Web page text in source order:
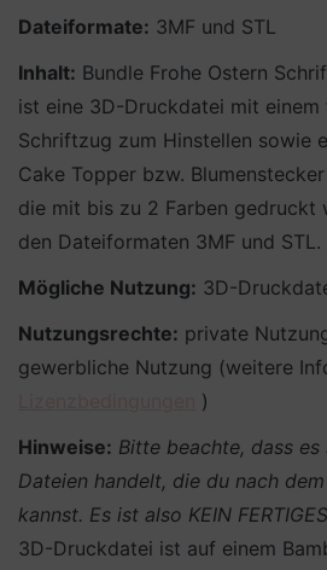
Dateiformate: 3MF und STL
Inhalt: Bundle Frohe Ostern
ist eine 3D-Druckdatei mit einem
Schriftzug zum Hinstellen sowie
Cake Topper bzw.
die mit bis zu 2 Farben gedruckt
den Dateiformaten 3MF und STL.
Mögliche Nutzung: 3D-
Nutzungsrechte: private
gewerbliche Nutzung (weitere
)
Hinweise: Bitte beachte, dass
Dateien handelt, die du nach
kannst. Es ist also KEIN
3D-Druckdatei ist auf einem